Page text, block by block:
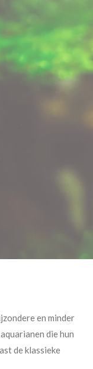
en minder
die hun
de klassieke